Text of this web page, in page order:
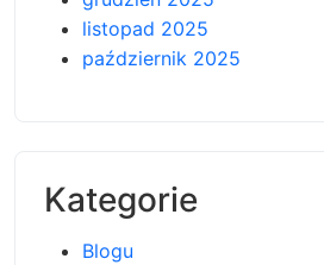
listopad 2025
październik 2025
Kategorie
Blogu